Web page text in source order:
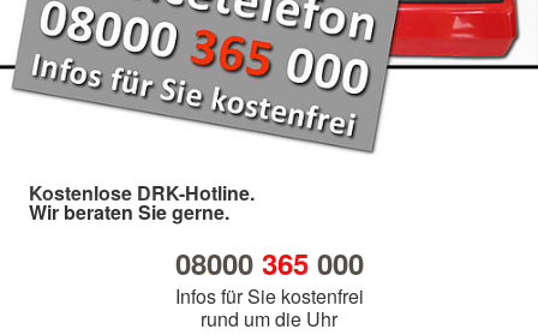
Kostenlose DRK-Hotline.
Wir beraten Sie gerne.
08000 365000
Infos für Sie kostenfrei
rund um die Uhr